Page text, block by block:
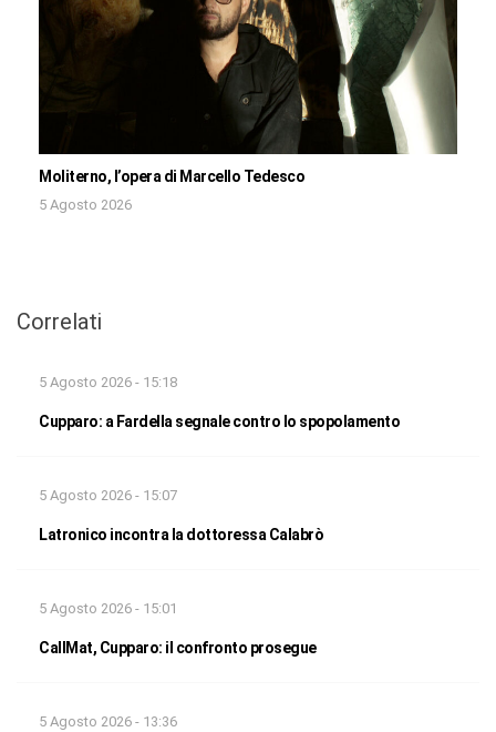
Moliterno, l’opera di Marcello Tedesco
5 Agosto 2026
Correlati
5 Agosto 2026 - 15:18
Cupparo: a Fardella segnale contro lo spopolamento
5 Agosto 2026 - 15:07
Latronico incontra la dottoressa Calabrò
5 Agosto 2026 - 15:01
CallMat, Cupparo: il confronto prosegue
5 Agosto 2026 - 13:36